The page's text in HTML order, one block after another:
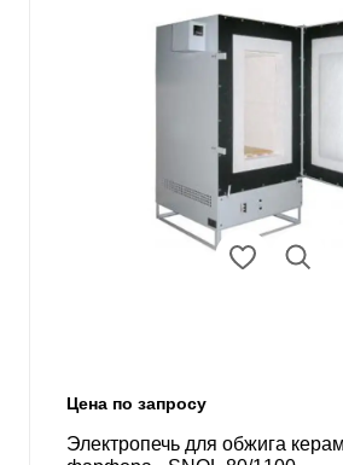
Цена по запросу
Электропечь для обжига